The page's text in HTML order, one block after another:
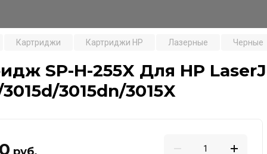
Картриджи Картриджи HP Лазерные Черные
SP-H-255X Для HP
3015dn/3015X